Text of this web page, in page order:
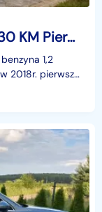
Peugeot 3008 II 1.2 PureTech 130 KM Pierwszy właściciel Salon PL ACTIVE+
1,2
2018r. pierwszy
Za